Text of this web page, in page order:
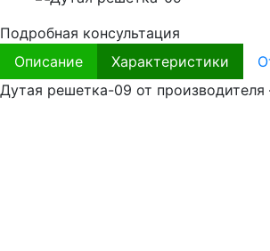
Подробная консультация
Описание Характеристики
Дутая решетка-09 от